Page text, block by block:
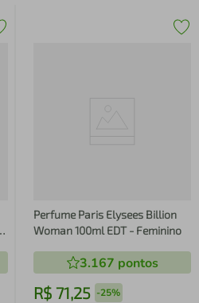
Perfume Paris Elysees Billion
Woman 100ml EDT - Feminino
3.167 pontos
R$ 71,25 -25%